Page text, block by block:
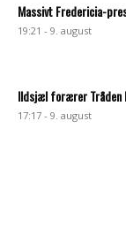
Massivt Fredericia-
19:21 - 9. august
Ildsjæl forærer Tråden
17:17 - 9. august